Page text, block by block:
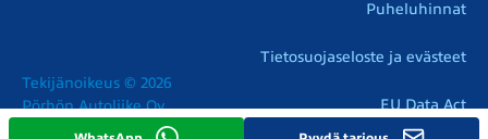
Tekijänoikeus © 2026
Pörhön Autoliike Oy
Puheluhinnat
Tietosuojaseloste ja evästeet
EU Data Act